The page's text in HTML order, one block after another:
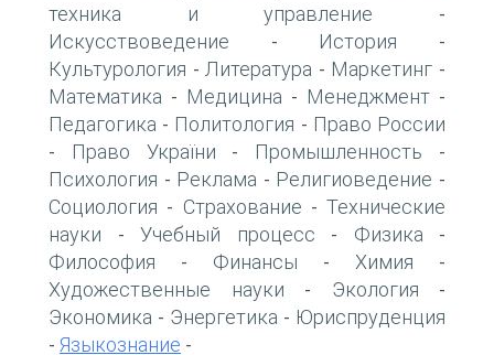
техника и управление -
Искусствоведение - История -
Культурология - Литература - Маркетинг -
Математика - Медицина - Менеджмент -
Педагогика - Политология - Право России
- Право України - Промышленность -
Психология - Реклама - Религиоведение -
Социология - Страхование - Технические
науки - Учебный процесс - Физика -
Философия - Финансы - Химия -
Художественные науки - Экология -
Экономика - Энергетика - Юриспруденция
- Языкознание -